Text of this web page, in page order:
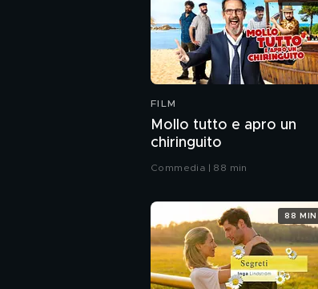
FILM
Mollo tutto e apro un
chiringuito
Commedia | 88 min
88 MIN